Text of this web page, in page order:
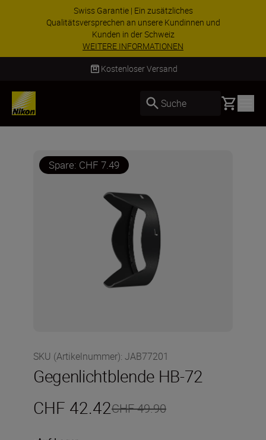
Swiss Garantie | Ein zusätzliches
Qualitätsversprechen an unsere Kundinnen und
Kunden in der Schweiz
WEITERE INFORMATIONEN
Kostenloser Versand
Suche Basket
Spare: CHF 7.49
SKU (Artikelnummer): JAB77201
Gegenlichtblende HB-72
CHF 42.42CHF 49.90